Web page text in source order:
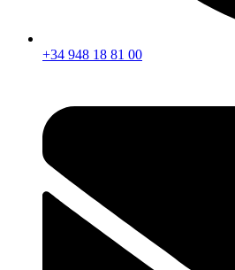
+34 948 18 81 00